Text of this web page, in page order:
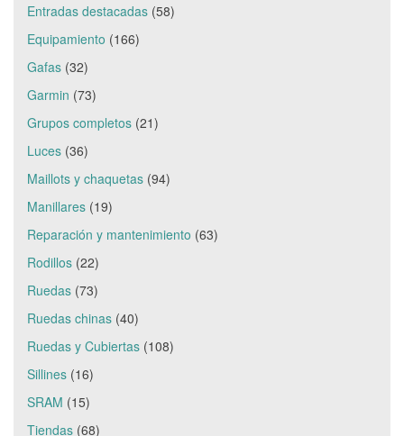
Entradas destacadas (58)
Equipamiento (166)
Gafas (32)
Garmin (73)
Grupos completos (21)
Luces (36)
Maillots y chaquetas (94)
Manillares (19)
Reparación y mantenimiento (63)
Rodillos (22)
Ruedas (73)
Ruedas chinas (40)
Ruedas y Cubiertas (108)
Sillines (16)
SRAM (15)
Tiendas (68)